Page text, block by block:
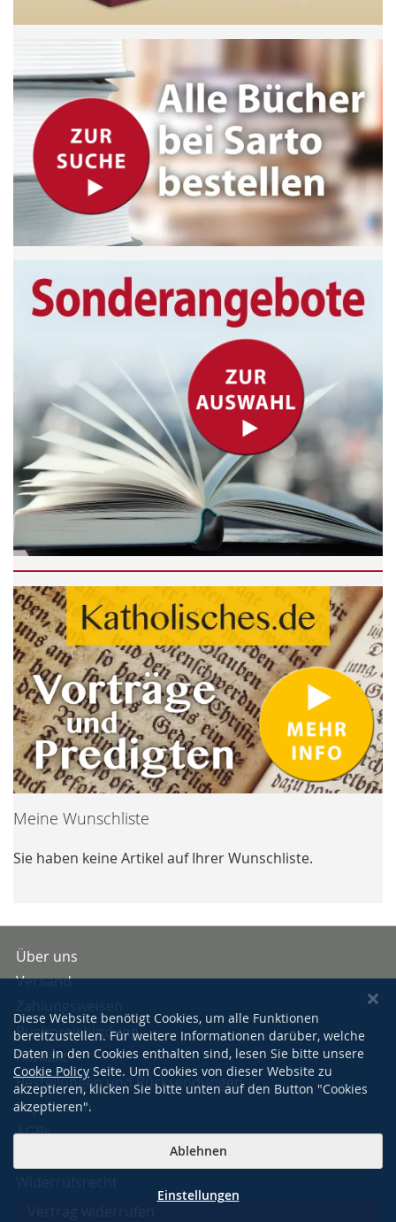
Meine Wunschliste
Sie haben keine Artikel auf Ihrer Wunschliste.
Über uns
Versand
Buchpreisbindung
Kontakt
Bestellungen und Rücksendungen
Impressum
AGBs
Diese Website benötigt Cookies, um alle Funktionen
bereitzustellen. Für weitere Informationen darüber, welche
Daten in den Cookies enthalten sind, lesen Sie bitte unsere
Cookie Policy Seite. Um Cookies von dieser Website zu
akzeptieren, klicken Sie bitte unten auf den Button "Cookies
akzeptieren".
Ablehnen
Einstellungen